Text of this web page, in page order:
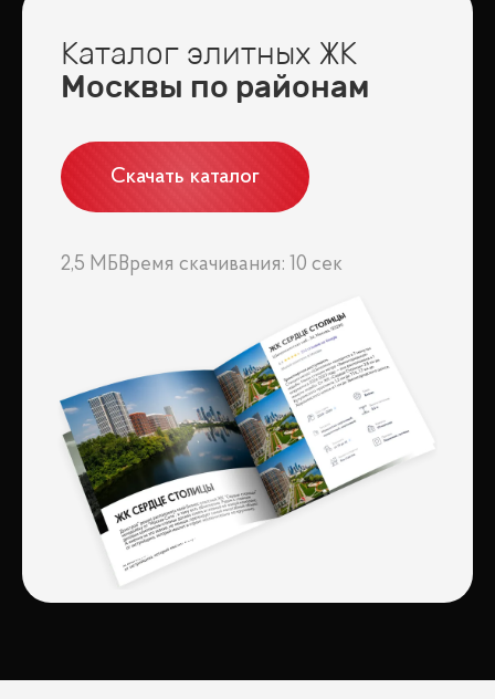
Каталог элитных ЖК
Москвы по районам
Скачать каталог
2,5 МБ Время скачивания: 10 сек